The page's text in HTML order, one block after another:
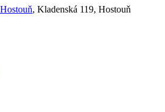
, Kladenská 119, Hostouň